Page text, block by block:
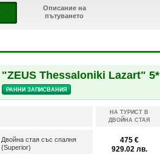
Описание на
пътуването
"ZEUS Thessaloniki Lazart" 5*
РАННИ ЗАПИСВАНИЯ
НА ТУРИСТ В
ДВОЙНА СТАЯ
Двойна стая със спалня
(Superior)
475 €
929.02 лв.